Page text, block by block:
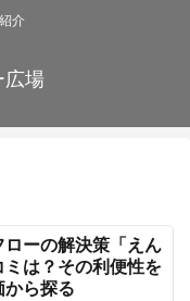
介
場
ーの解決策「えん
は？その利便性を
ら探る